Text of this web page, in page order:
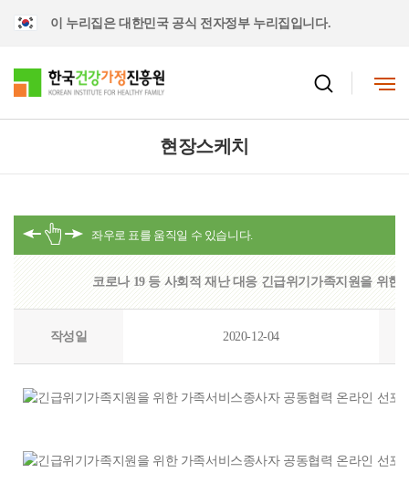
이 누리집은 대한민국 공식 전자정부 누리집입니다.
현장스케치
코로나 19 등 사회적 재난 대응 긴급위기가족지원을 위
작성일 2020-12-04